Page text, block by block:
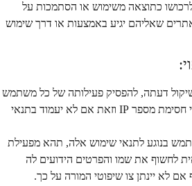
כתוצאה משימוש או הסתמכות על
שאליהם יגיע באמצעות או דרך שימוש
דעתה, להפסיק פעילותה של כל משתמש
בשירותי האתר, לרבות על ידי חסימת מספר IP וזאת אם לא יעמוד בתנאי
בנוגע לתנאי שימוש אלה, תהא מפעילת
לחשוף את שמו והפרטים הידועים לה
לא יינתן צו שיפוטי המורה על כך.